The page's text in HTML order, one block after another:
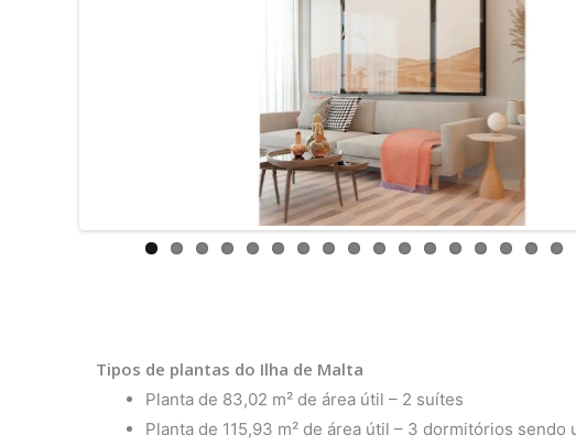
Tipos de plantas do Ilha de Malta
Planta de 83,02 m² de área útil – 2 suítes
Planta de 115,93 m² de área útil – 3 dormitórios sendo